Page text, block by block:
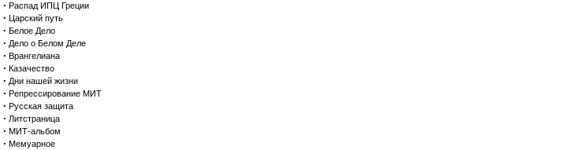
· Распад ИПЦ Греции
· Царский путь
· Белое Дело
· Дело о Белом Деле
· Врангелиана
· Казачество
· Дни нашей жизни
· Репрессирование МИТ
· Русская защита
· Литстраница
· МИТ-альбом
· Мемуарное